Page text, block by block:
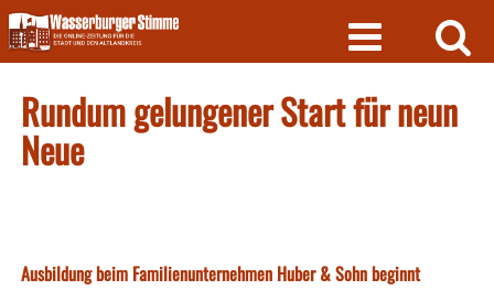
Skip
to
content
Rundum gelungener Start für neun
Neue
Ausbildung beim Familienunternehmen Huber & Sohn beginnt